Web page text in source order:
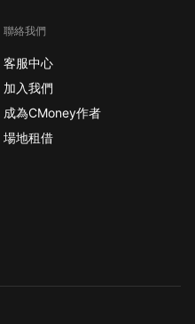
聯絡我們
客服中心
加入我們
成為CMoney作者
場地租借